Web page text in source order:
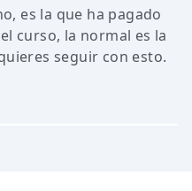
es la que ha pagado
curso, la normal es la
seguir con esto.